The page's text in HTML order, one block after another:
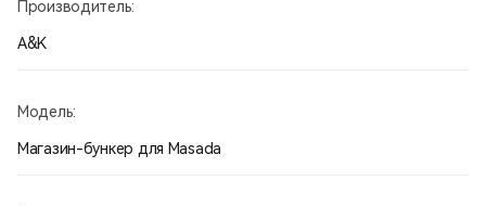
Производитель:
A&K
Модель:
Магазин-бункер для Masada